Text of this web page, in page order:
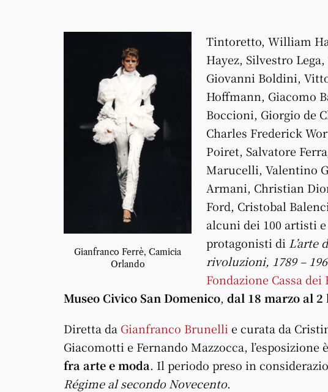
Gianfranco Ferrè, Camicia
Orlando
Tintoretto, William
Hayez, Silvestro
Giovanni Boldini,
Hoffmann, Giacomo
Boccioni, Giorgio de
Charles Frederick
Poiret, Salvatore
Marucelli, Valentino
Armani, Christian
Ford, Cristobal
alcuni dei 100 artisti
protagonisti di L’arte
rivoluzioni, 1789 –
Fondazione Cassa
Museo Civico San Domenico, dal 18 marzo al 2
Diretta da Gianfranco Brunelli e curata da
Giacomotti e Fernando Mazzocca, l’esposizione
fra arte e moda. Il periodo preso in
Régime al secondo Novecento.